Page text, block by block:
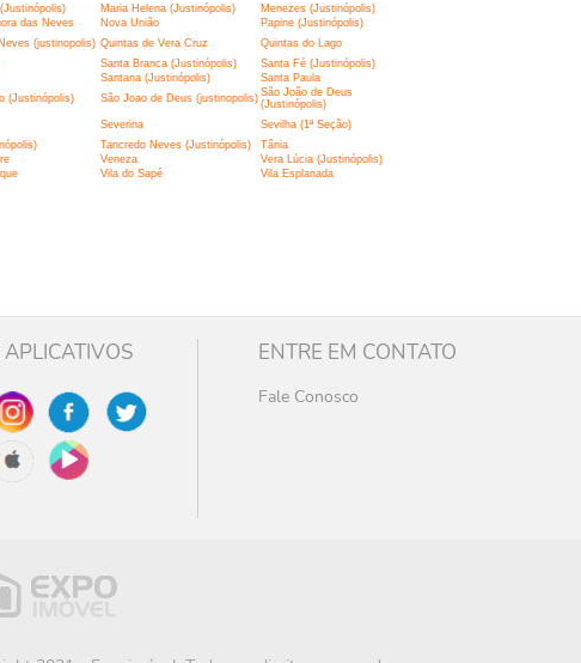
Maria Helena (Justinópolis)
Menezes (Justinópolis)
das Neves Nova União
Papine (Justinópolis)
(justinopolis) Quintas de Vera Cruz
Quintas do Lago
Santa Branca (Justinópolis)
Santa Fé (Justinópolis)
Santana (Justinópolis)
Santa Paula
(Justinópolis) São Joao de Deus (justinopolis) São João de Deus
(Justinópolis)
Severina
Sevilha (1ª Seção)
Tancredo Neves (Justinópolis)
Tânia
Veneza
Vera Lúcia (Justinópolis)
Vila do Sapé
Vila Esplanada
APLICATIVOS ENTRE EM CONTATO
Fale Conosco